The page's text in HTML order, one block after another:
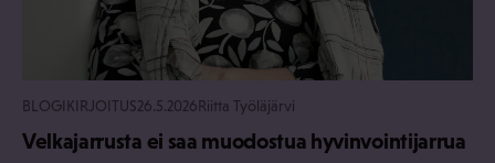
BLOGIKIRJOITUS26.5.2026Riitta Työläjärvi
Velkajarrusta ei saa muodostua hyvinvointijarrua